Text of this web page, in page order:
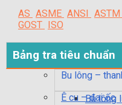
AS ASME ANSI ASTM
GOST ISO
Bảng tra tiêu chuẩn
Bu lông –
Bu lông
Ê cu – đai ốc